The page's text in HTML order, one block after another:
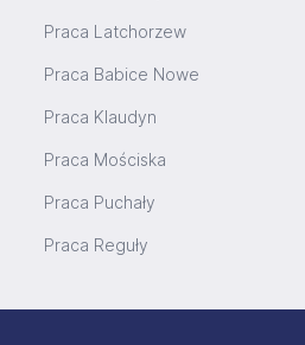
Praca Latchorzew
Praca Babice Nowe
Praca Klaudyn
Praca Mościska
Praca Puchały
Praca Reguły